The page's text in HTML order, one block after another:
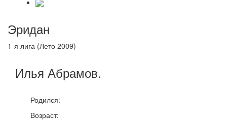
Эридан
1-я лига (Лето 2009)
Илья Абрамов.
Родился:
Возраст: